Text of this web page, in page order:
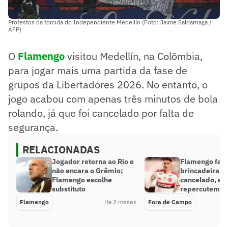
Protestos da torcida do Independiente Medellín (Foto: Jaime Saldarriaga /
AFP)
O Flamengovisitou Medellín, na Colômbia,
para jogar mais uma partida da fase de
grupos da Libertadores 2026. No entanto, o
jogo acabou com apenas três minutos de bola
rolando, já que foi cancelado por falta de
segurança.
RELACIONADAS
Jogador retorna ao Rio e
não encara o Grêmio;
Flamengo escolhe
substituto
Flamengo Há 2 meses
Flamengo faz
brincadeira
cancelado, e
repercutem:
Fora de Campo